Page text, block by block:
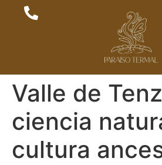
Valle de
ciencia
cultura